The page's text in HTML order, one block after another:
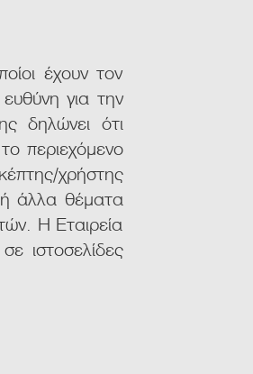
έχουν τον
για την
δηλώνει ότι
περιεχόμενο
χρήστης
ή άλλα θέματα
Η Εταιρεία
ιστοσελίδες